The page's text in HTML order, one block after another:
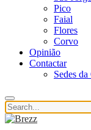
Pico
Faial
Flores
Corvo
Opinião
Contactar
Sedes